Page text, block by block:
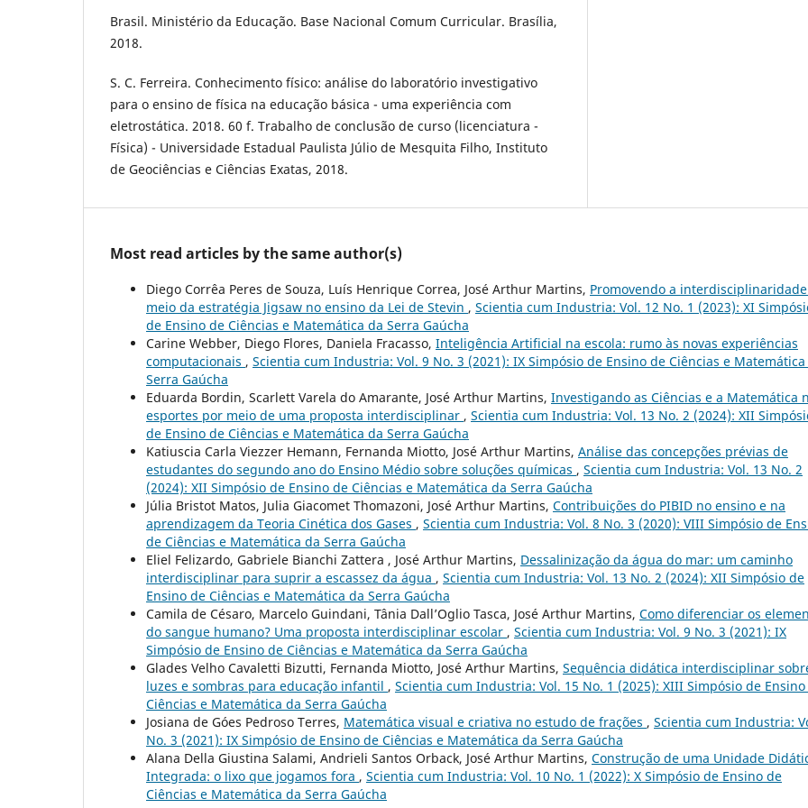
Brasil. Ministério da Educação. Base Nacional Comum Curricular. Brasília,
2018.
S. C. Ferreira. Conhecimento físico: análise do laboratório investigativo
para o ensino de física na educação básica - uma experiência com
eletrostática. 2018. 60 f. Trabalho de conclusão de curso (licenciatura -
Física) - Universidade Estadual Paulista Júlio de Mesquita Filho, Instituto
de Geociências e Ciências Exatas, 2018.
Most read articles by the same author(s)
Diego Corrêa Peres de Souza, Luís Henrique Correa, José Arthur Martins, Promovendo a
meio da estratégia Jigsaw no ensino da Lei de Stevin , Scientia cum Industria: Vol. 12 No. 1 (2023): XI
de Ensino de Ciências e Matemática da Serra Gaúcha
Carine Webber, Diego Flores, Daniela Fracasso, Inteligência Artificial na escola: rumo às novas experiências
computacionais , Scientia cum Industria: Vol. 9 No. 3 (2021): IX Simpósio de Ensino de Ciências e Matemática
Serra Gaúcha
Eduarda Bordin, Scarlett Varela do Amarante, José Arthur Martins, Investigando as Ciências e a Matemática
esportes por meio de uma proposta interdisciplinar , Scientia cum Industria: Vol. 13 No. 2 (2024): XII
de Ensino de Ciências e Matemática da Serra Gaúcha
Katiuscia Carla Viezzer Hemann, Fernanda Miotto, José Arthur Martins, Análise das concepções prévias de
estudantes do segundo ano do Ensino Médio sobre soluções químicas , Scientia cum Industria: Vol. 13 No. 2
(2024): XII Simpósio de Ensino de Ciências e Matemática da Serra Gaúcha
Júlia Bristot Matos, Julia Giacomet Thomazoni, José Arthur Martins, Contribuições do PIBID no ensino e na
aprendizagem da Teoria Cinética dos Gases , Scientia cum Industria: Vol. 8 No. 3 (2020): VIII Simpósio de
de Ciências e Matemática da Serra Gaúcha
Eliel Felizardo, Gabriele Bianchi Zattera , José Arthur Martins, Dessalinização da água do mar: um caminho
interdisciplinar para suprir a escassez da água , Scientia cum Industria: Vol. 13 No. 2 (2024): XII Simpósio de
Ensino de Ciências e Matemática da Serra Gaúcha
Camila de Césaro, Marcelo Guindani, Tânia Dall’Oglio Tasca, José Arthur Martins, Como diferenciar os
do sangue humano? Uma proposta interdisciplinar escolar , Scientia cum Industria: Vol. 9 No. 3 (2021): IX
Simpósio de Ensino de Ciências e Matemática da Serra Gaúcha
Glades Velho Cavaletti Bizutti, Fernanda Miotto, José Arthur Martins, Sequência didática interdisciplinar
luzes e sombras para educação infantil , Scientia cum Industria: Vol. 15 No. 1 (2025): XIII Simpósio de
Ciências e Matemática da Serra Gaúcha
Josiana de Góes Pedroso Terres, Matemática visual e criativa no estudo de frações , Scientia cum Industria:
No. 3 (2021): IX Simpósio de Ensino de Ciências e Matemática da Serra Gaúcha
Alana Della Giustina Salami, Andrieli Santos Orback, José Arthur Martins, Construção de uma Unidade
Integrada: o lixo que jogamos fora , Scientia cum Industria: Vol. 10 No. 1 (2022): X Simpósio de Ensino de
Ciências e Matemática da Serra Gaúcha